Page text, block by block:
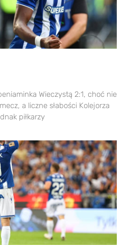
Wieczystą 2:1, choć nie
a liczne słabości Kolejorza
piłkarzy